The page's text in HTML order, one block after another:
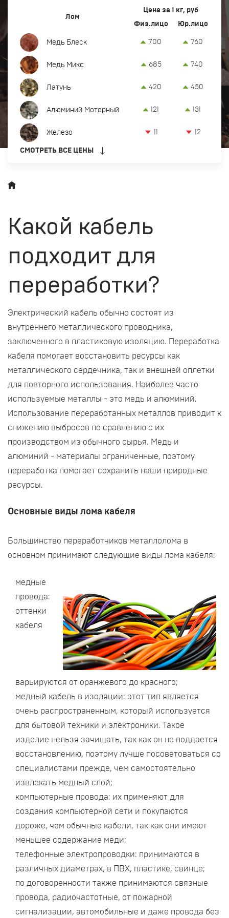
Закупка оргтехники и оборудования
Контакты
Прием лома цветных и черных металлов в Челябинске
Лом
Цена за 1 кг, руб
Физ.лицо
Юр.лицо
Медь Блеск 700 760
Медь Микс 685 740
Латунь 420 450
Алюминий Моторный 121 131
Железо 12
СМОТРЕТЬ ВСЕ ЦЕНЫ
Какой кабель
подходит для
переработки?
Электрический кабель обычно состоят из
внутреннего металлического проводника,
заключенного в пластиковую изоляцию. Переработка
кабеля помогает восстановить ресурсы как
металлического сердечника, так и внешней оплетки
для повторного использования. Наиболее часто
используемые металлы - это медь и алюминий.
Использование переработанных металлов приводит к
снижению выбросов по сравнению с их
производством из обычного сырья. Медь и
алюминий - материалы ограниченные, поэтому
переработка помогает сохранить наши природные
ресурсы.
Основные виды лома кабеля
Большинство переработчиков металлолома в
основном принимают следующие виды лома кабеля:
медные
провода:
оттенки
кабеля
варьируются от оранжевого до красного;
медный кабель в изоляции: этот тип является
очень распространенным, который используется
для бытовой техники и электроники. Такое
изделие нельзя зачищать, так как он не поддается
восстановлению, поэтому лучше посоветоваться со
специалистами прежде, чем самостоятельно
извлекать медный слой;
компьютерные провода: их применяют для
создания компьютерной сети и покупаются
дороже, чем обычные кабели, так как они имеют
меньшее содержание меди;
телефонные электропроводки: принимаются в
различных диаметрах, в ПВХ, пластике, свинце;
по договоренности также принимаются связные
провода, радиочастотные, от пожарной
сигнализации, автомобильные и даже провода без